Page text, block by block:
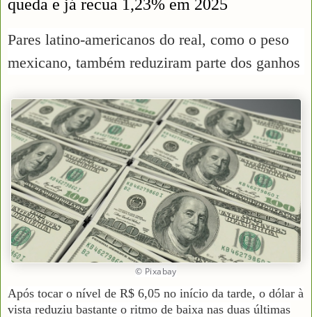
Pares latino-americanos do real, como o peso
mexicano, também reduziram parte dos ganhos
© Pixabay
Após tocar o nível de R$ 6,05 no início da tarde, o dólar à
vista reduziu bastante o ritmo de baixa nas duas últimas